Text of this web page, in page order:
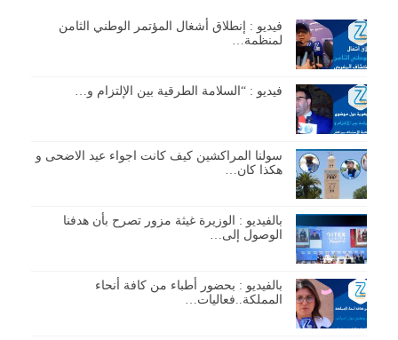
فيديو : إنطلاق أشغال المؤتمر الوطني الثامن
لمنظمة…
فيديو : “السلامة الطرقية بين الإلتزام و…
سولنا المراكشين كيف كانت اجواء عيد الاضحى و
هكذا كان…
بالفيديو : الوزيرة غيثة مزور تصرح بأن هدفنا
الوصول إلى…
بالفيديو : بحضور أطباء من كافة أنحاء
المملكة..فعاليات…